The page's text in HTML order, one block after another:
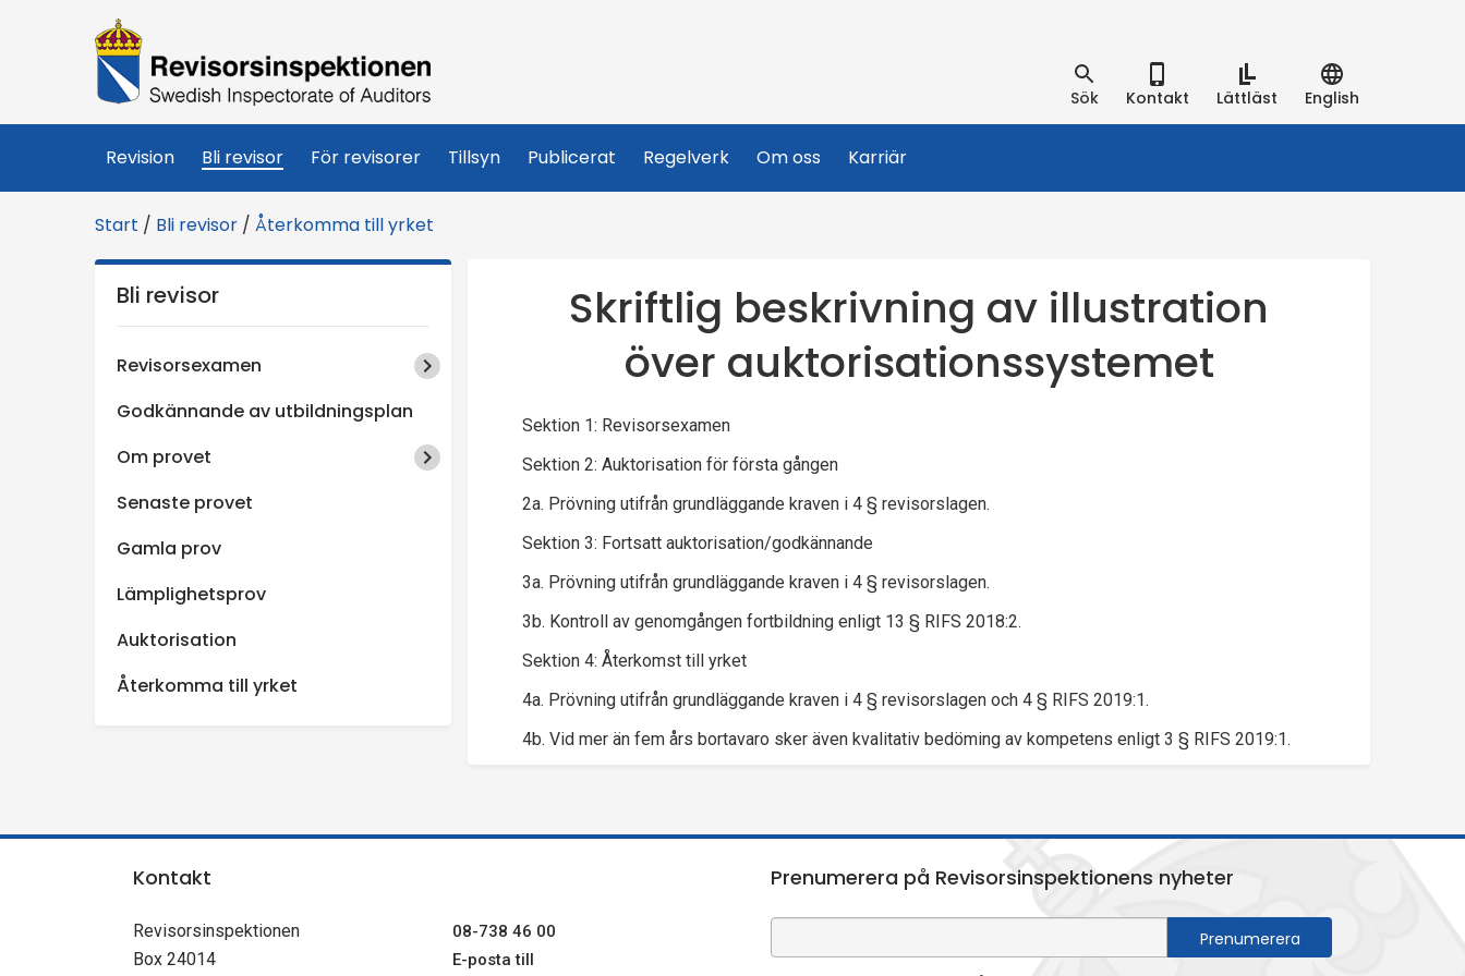
R
e
v
i
s
o
n
p
e
Sök Kontakt Lättläst English
Revision Bli revisor För revisorer Tillsyn Publicerat Regelverk Om oss Karriär
Start / Bli revisor / Återkomma till yrket
Skriftlig beskrivning av illustration
över auktorisationssystemet
Sektion 1: Revisorsexamen
Sektion 2: Auktorisation för första gången
2a. Prövning utifrån grundläggande kraven i 4 § revisorslagen.
Sektion 3: Fortsatt auktorisation/godkännande
3a. Prövning utifrån grundläggande kraven i 4 § revisorslagen.
3b. Kontroll av genomgången fortbildning enligt 13 § RIFS 2018:2.
Sektion 4: Återkomst till yrket
4a. Prövning utifrån grundläggande kraven i 4 § revisorslagen och 4 § RIFS 2019:1.
4b. Vid mer än fem års bortavaro sker även kvalitativ bedöming av kompetens enligt 3 § RIFS 2019:1.
Bli revisor
Revisorsexamen
Godkännande av utbildningsplan
Om provet
Senaste provet
Gamla prov
Lämplighetsprov
Auktorisation
Återkomma till yrket
Kontakt
Revisorsinspektionen
Box 24014
08-738 46 00
E-posta till
Prenumerera på Revisorsinspektionens nyheter